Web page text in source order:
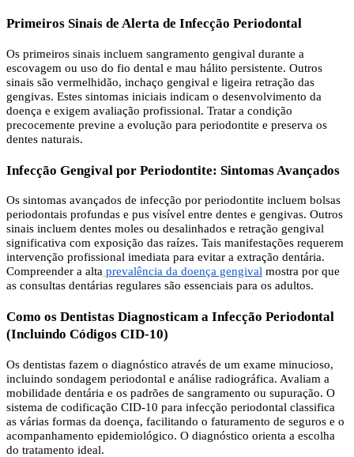
Primeiros Sinais de Alerta de Infecção Periodontal
Os primeiros sinais incluem sangramento gengival durante a
escovagem ou uso do fio dental e mau hálito persistente. Outros
sinais são vermelhidão, inchaço gengival e ligeira retração das
gengivas. Estes sintomas iniciais indicam o desenvolvimento da
doença e exigem avaliação profissional. Tratar a condição
precocemente previne a evolução para periodontite e preserva os
dentes naturais.
Infecção Gengival por Periodontite: Sintomas Avançados
Os sintomas avançados de infecção por periodontite incluem bolsas
periodontais profundas e pus visível entre dentes e gengivas. Outros
sinais incluem dentes moles ou desalinhados e retração gengival
significativa com exposição das raízes. Tais manifestações requerem
intervenção profissional imediata para evitar a extração dentária.
Compreender a alta prevalência da doença gengival mostra por que
as consultas dentárias regulares são essenciais para os adultos.
Como os Dentistas Diagnosticam a Infecção Periodontal
(Incluindo Códigos CID-10)
Os dentistas fazem o diagnóstico através de um exame minucioso,
incluindo sondagem periodontal e análise radiográfica. Avaliam a
mobilidade dentária e os padrões de sangramento ou supuração. O
sistema de codificação CID-10 para infecção periodontal classifica
as várias formas da doença, facilitando o faturamento de seguros e o
acompanhamento epidemiológico. O diagnóstico orienta a escolha
do tratamento ideal.